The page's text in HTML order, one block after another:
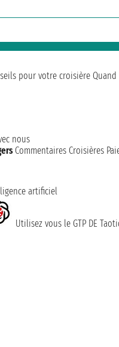
pour votre croisière
nous
Commentaires Croisières
artificiel
Utilisez vous le GTP DE